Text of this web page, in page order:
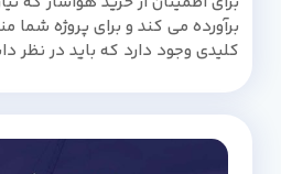
برآورده می کند و برای پروژه
کلیدی وجود دارد که باید در نظر